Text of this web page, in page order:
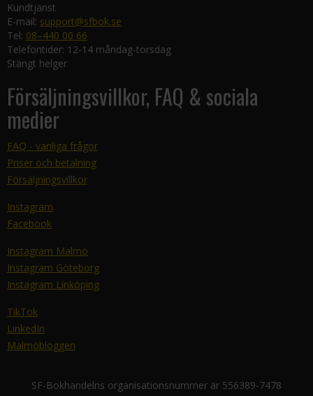
Kundtjänst
E-mail: support@sfbok.se
Tel: 08–440 00 66
Telefontider: 12-14 måndag-torsdag
Stängt helger
Försäljningsvillkor, FAQ & sociala
medier
FAQ - vanliga frågor
Priser och betalning
Försäljningsvillkor
Instagram
Facebook
Instagram Malmö
Instagram Göteborg
Instagram Linköping
TikTok
LinkedIn
Malmöbloggen
SF-Bokhandelns organisationsnummer är 556389-7478